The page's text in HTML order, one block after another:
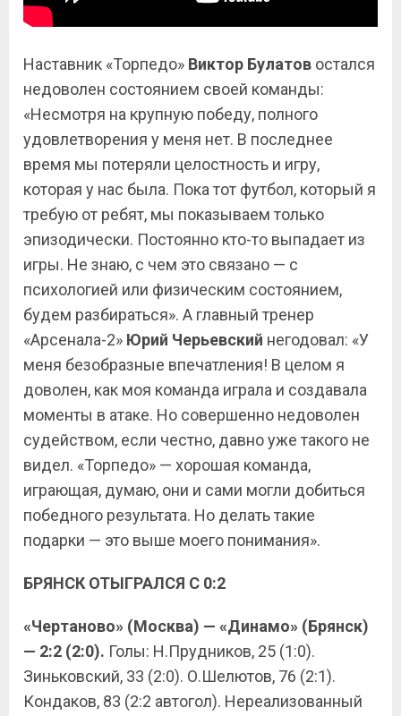
Наставник «Торпедо» Виктор Булатов остался
недоволен состоянием своей команды:
«Несмотря на крупную победу, полного
удовлетворения у меня нет. В последнее
время мы потеряли целостность и игру,
которая у нас была. Пока тот футбол, который я
требую от ребят, мы показываем только
эпизодически. Постоянно кто-то выпадает из
игры. Не знаю, с чем это связано — с
психологией или физическим состоянием,
будем разбираться». А главный тренер
«Арсенала-2» Юрий Черьевский негодовал: «У
меня безобразные впечатления! В целом я
доволен, как моя команда играла и создавала
моменты в атаке. Но совершенно недоволен
судейством, если честно, давно уже такого не
видел. «Торпедо» — хорошая команда,
играющая, думаю, они и сами могли добиться
победного результата. Но делать такие
подарки — это выше моего понимания».
БРЯНСК ОТЫГРАЛСЯ С 0:2
«Чертаново» (Москва) — «Динамо» (Брянск)
— 2:2 (2:0). Голы: Н.Прудников, 25 (1:0).
Зиньковский, 33 (2:0). О.Шелютов, 76 (2:1).
Кондаков, 83 (2:2 автогол). Нереализованный